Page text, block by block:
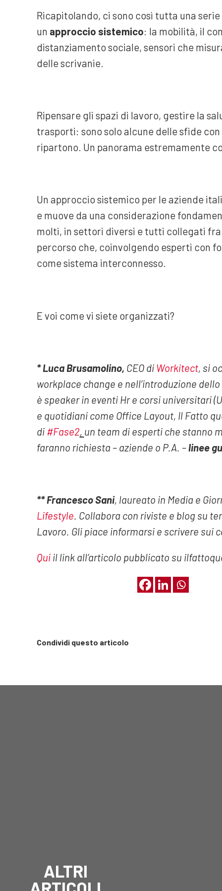
Ricapitolando, ci sono così tutta una
un approccio sistemico: la mobilità, il
distanziamento sociale, sensori che
delle scrivanie.
Ripensare gli spazi di lavoro, gestire la
trasporti: sono solo alcune delle sfide
ripartono. Un panorama estremamente
Un approccio sistemico per le aziende
e muove da una considerazione
molti, in settori diversi e tutti collegati
percorso che, coinvolgendo esperti con
come sistema interconnesso.
E voi come vi siete organizzati?
* Luca Brusamolino, CEO di Workitect, si
workplace change e nell’introduzione
è speaker in eventi Hr e corsi universitari
e quotidiani come Office Layout, Il Fatto
di #Fase2, un team di esperti che stanno
faranno richiesta – aziende o P.A. – linee
** Francesco Sani, laureato in Media e
Lifestyle . Collabora con riviste e blog su
Lavoro. Gli piace informarsi e scrivere sui
Quiil link all’articolo pubblicato su
Condividi questo articolo
ALTRI